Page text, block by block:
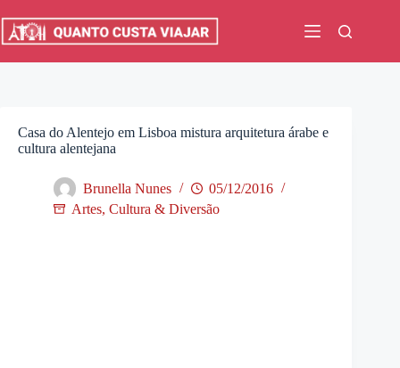
para
Casa do Alentejo em Lisboa mistura arquitetura árabe e
cultura alentejana
Brunella Nunes
05/12/2016
Artes, Cultura & Diversão